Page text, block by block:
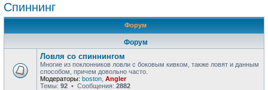
Спиннинг
Форум
Форум
Ловля со спиннингом
Многие из поклонников ловли с боковым кивком, также ловят и данным
способом, причем довольно часто.
Модераторы: boston Angler
Темы: 92 • Сообщения: 2882